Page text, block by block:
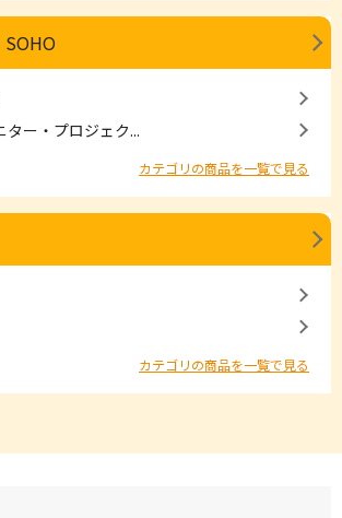
ター・プロジェク...
カテゴリの商品を一覧で見る
カテゴリの商品を一覧で見る